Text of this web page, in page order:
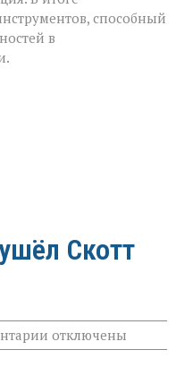
способный
в
Скотт
к
записи
отключены